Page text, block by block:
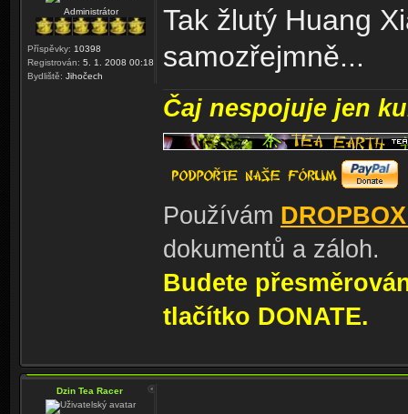
Administrátor
Příspěvky: 10398
Registrován: 5. 1. 2008 00:18
Bydliště: Jihočech
Tak žlutý Huang
samozřejmně...
Čaj nespojuje jen
Používám
dokumentů a záloh.
Budete
tlačítko DONATE.
Dzin Tea Racer